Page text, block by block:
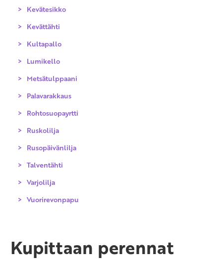
Kevätesikko
Kevättähti
Kultapallo
Lumikello
Metsätulppaani
Palavarakkaus
Rohtosuopayrtti
Ruskolilja
Rusopäivänlilja
Talventähti
Varjolilja
Vuorirevonpapu
Kupittaan perennat